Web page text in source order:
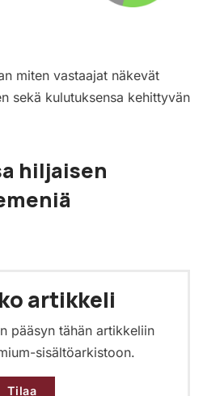
miten vastaajat näkevät
sekä kulutuksensa kehittyvän
hiljaisen
artikkeli
pääsyn tähän artikkeliin
sisältöarkistoon.
Tilaa